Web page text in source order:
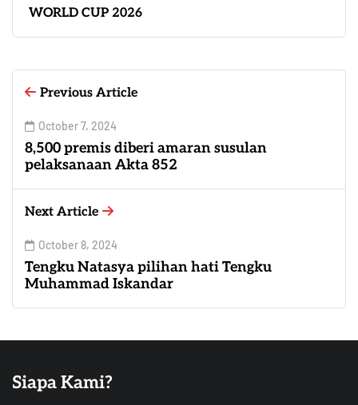
WORLD CUP 2026
Previous Article
October 7, 2024
8,500 premis diberi amaran susulan
pelaksanaan Akta 852
Next Article
October 8, 2024
Tengku Natasya pilihan hati Tengku
Muhammad Iskandar
Siapa Kami?